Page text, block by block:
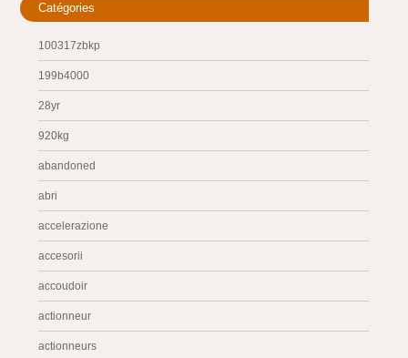
Catégories
100317zbkp
199b4000
28yr
920kg
abandoned
abri
accelerazione
accesorii
accoudoir
actionneur
actionneurs